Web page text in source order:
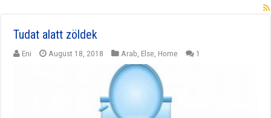
Tudat alatt zöldek
Eni August 18, 2018 Arab Else Home 1